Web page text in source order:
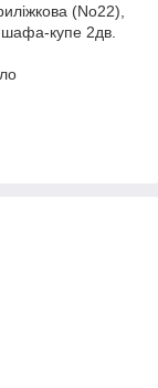
(No22),
купе 2дв.